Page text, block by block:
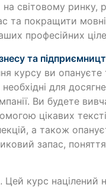
на світовому ринку,
та покращити
професійних
та
курсу ви опануєте
для
Ви будете
цікавих
а також
запас,
. Цей курс націлений